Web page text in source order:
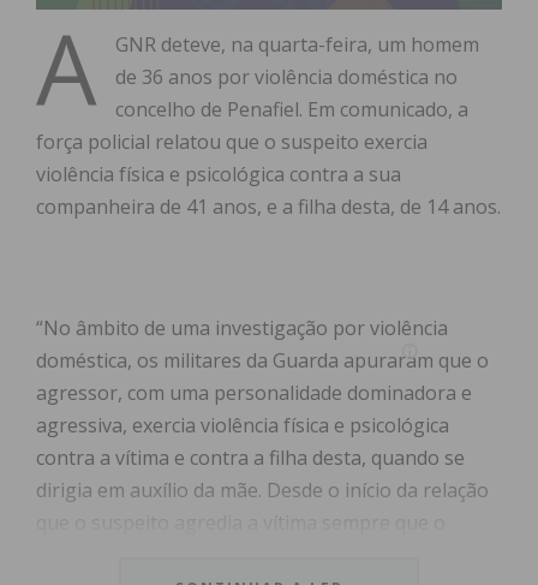
A
GNR deteve, na quarta-feira, um homem
de 36 anos por violência doméstica no
concelho de Penafiel. Em comunicado, a
força policial relatou que o suspeito exercia
violência física e psicológica contra a sua
companheira de 41 anos, e a filha desta, de 14 anos.
“No âmbito de uma investigação por violência
doméstica, os militares da Guarda apuraram que o
agressor, com uma personalidade dominadora e
agressiva, exercia violência física e psicológica
contra a vítima e contra a filha desta, quando se
dirigia em auxílio da mãe. Desde o início da relação